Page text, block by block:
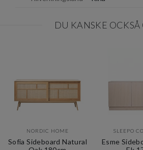
DU KANSKE OCKSÅ
NORDIC HOME
Sofia Sideboard Natural
SLEEPO
Esme